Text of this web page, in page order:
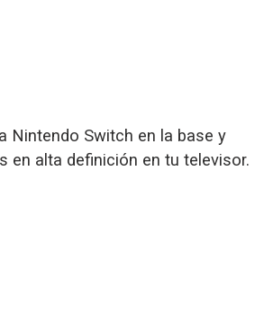
Nintendo Switch en la base y
en alta definición en tu televisor.